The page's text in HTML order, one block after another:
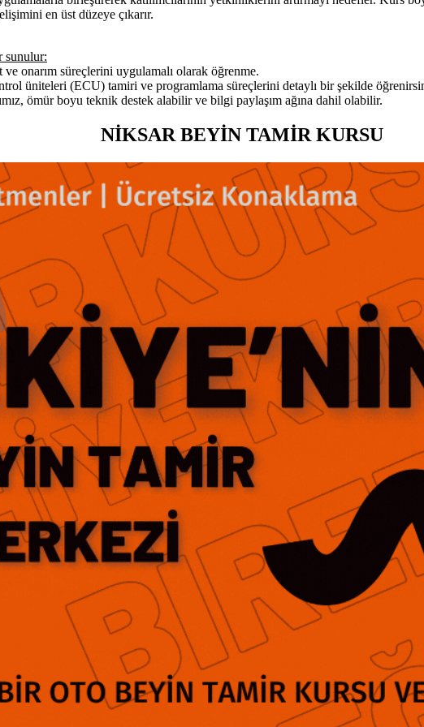
en üst düzeye çıkarır.
sunulur:
ve onarım süreçlerini uygulamalı olarak öğrenme.
üniteleri (ECU) tamiri ve programlama süreçlerini detaylı bir şekilde
ömür boyu teknik destek alabilir ve bilgi paylaşım ağına dahil olabilir.
NİKSAR BEYİN TAMİR KURSU